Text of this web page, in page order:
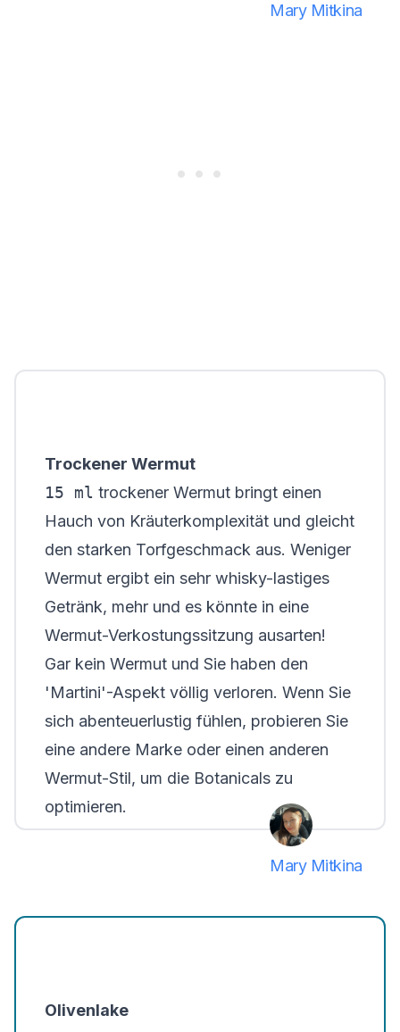
Mary Mitkina
Trockener Wermut
15 ml trockener Wermut bringt einen
Hauch von Kräuterkomplexität und gleicht
den starken Torfgeschmack aus. Weniger
Wermut ergibt ein sehr whisky-lastiges
Getränk, mehr und es könnte in eine
Wermut-Verkostungssitzung ausarten!
Gar kein Wermut und Sie haben den
'Martini'-Aspekt völlig verloren. Wenn Sie
sich abenteuerlustig fühlen, probieren Sie
eine andere Marke oder einen anderen
Wermut-Stil, um die Botanicals zu
optimieren.
Mary Mitkina
Olivenlake